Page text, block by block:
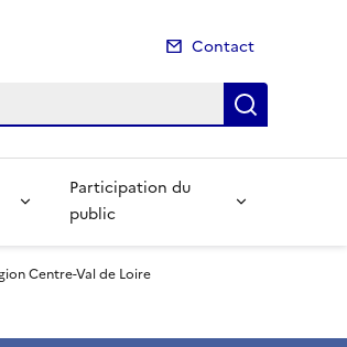
Contact
Participation du
public
Centre-Val de Loire